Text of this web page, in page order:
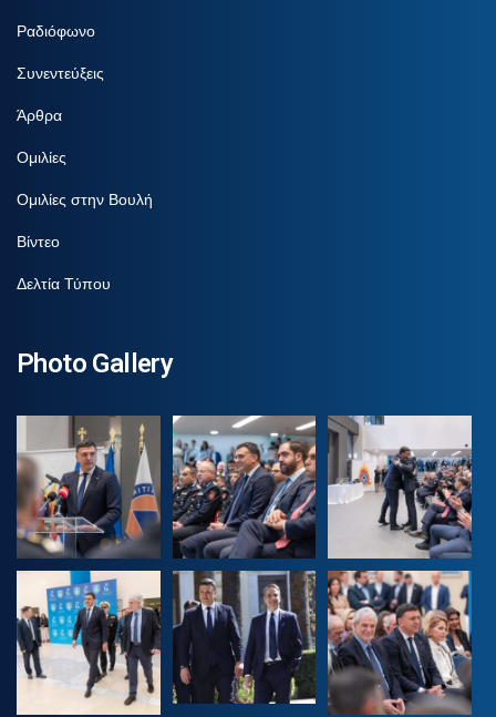
Ραδιόφωνο
Συνεντεύξεις
Άρθρα
Ομιλίες
Ομιλίες στην Βουλή
Βίντεο
Δελτία Τύπου
Photo Gallery